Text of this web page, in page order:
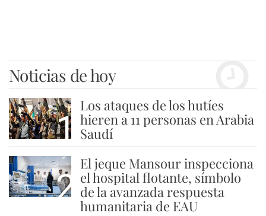
Noticias de hoy
1
Los ataques de los hutíes
hieren a 11 personas en Arabia
Saudí
2
El jeque Mansour inspecciona
el hospital flotante, símbolo
de la avanzada respuesta
humanitaria de EAU